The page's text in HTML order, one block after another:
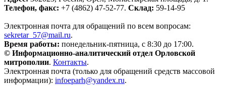
Телефон, факс: +7 (4862) 47-52-77. Склад: 59-14-95
Электронная почта для обращений по всем вопросам:
sekretar_57@mail.ru.
Время работы: понедельник-пятница, с 8:30 до 17:00.
© Информационно-аналитический отдел Орловской
митрополии. Контакты.
Электронная почта (только для обращений средств массовой
информации): infoeparh@yandex.ru.